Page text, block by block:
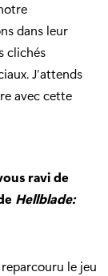
dans leur
clichés
J’attends
avec cette
ravi de
Hellblade:
reparcouru le jeu